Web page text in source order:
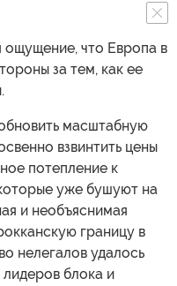
ощущение, что Европа в
за тем, как ее
масштабную
взвинтить цены
потепление к
уже бушуют на
и необъяснимая
границу в
нелегалов удалось
блока и